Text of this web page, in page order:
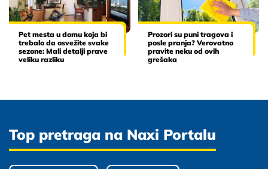
Pet mesta u domu koja bi
trebalo da osvežite svake
sezone: Mali detalji prave
veliku razliku
Prozori su puni tragova i
posle pranja? Verovatno
pravite neku od ovih
grešaka
Top pretraga na Naxi Portalu